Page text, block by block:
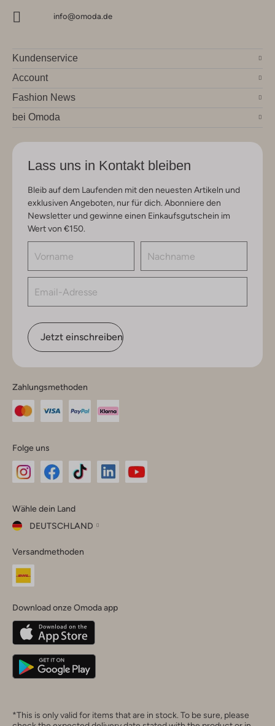
info@omoda.de
Kundenservice
Account
Fashion News
bei Omoda
Lass uns in Kontakt bleiben
Bleib auf dem Laufenden mit den neuesten Artikeln und
exklusiven Angeboten, nur für dich. Abonniere den
Newsletter und gewinne einen Einkaufsgutschein im
Wert von €150.
Jetzt einschreiben
Zahlungsmethoden
Folge uns
Instagram
Facebook
TikTok
Wähle dein Land
DEUTSCHLAND
dein
Land
Belgique(Français)
Deutschland
Versandmethoden
Download onze Omoda app
*This is only valid for items that are in stock. To be sure, please